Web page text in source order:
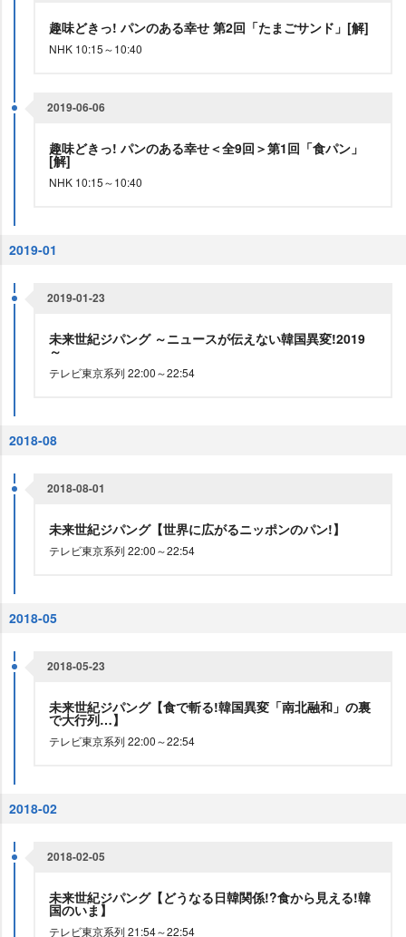
趣味どきっ! パンのある幸せ 第2回「たまごサンド」[解]
NHK 10:15～10:40
2019-06-06
趣味どきっ! パンのある幸せ＜全9回＞第1回「食パン」
[解]
NHK 10:15～10:40
2019-01
2019-01-23
未来世紀ジパング ～ニュースが伝えない韓国異変!2019
～
テレビ東京系列 22:00～22:54
2018-08
2018-08-01
未来世紀ジパング【世界に広がるニッポンのパン!】
テレビ東京系列 22:00～22:54
2018-05
2018-05-23
未来世紀ジパング【食で斬る!韓国異変「南北融和」の裏
で大行列…】
テレビ東京系列 22:00～22:54
2018-02
2018-02-05
未来世紀ジパング【どうなる日韓関係!?食から見える!韓
国のいま】
テレビ東京系列 21:54～22:54